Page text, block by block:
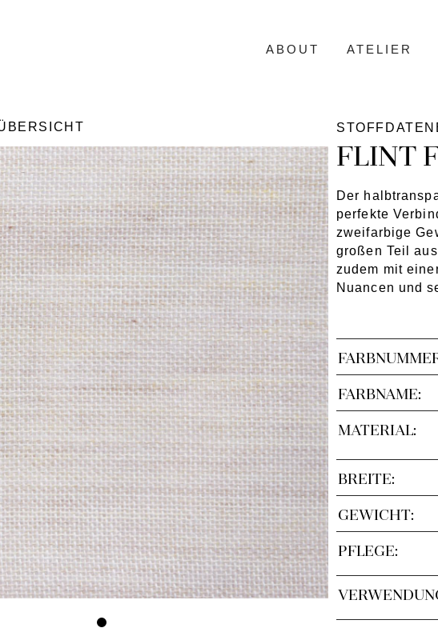
ABOUT ATELIER
FLINT
Der
perfekte
zweifarbige
großen Teil
zudem mit
Nuancen und
FARBNAME:
MATERIAL:
BREITE:
GEWICHT:
PFLEGE: